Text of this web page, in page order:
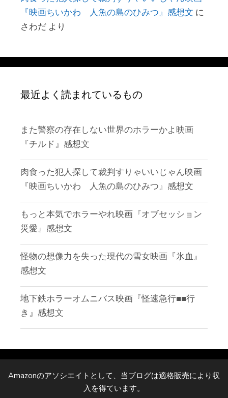
『映画ちいかわ 人魚の島のひみつ』感想文 に
さわだ より
最近よく読まれているもの
また警察の存在しない世界のホラーかよ映画
『チルド』感想文
肉食った犯人探して裁判すりゃいいじゃん映画
『映画ちいかわ 人魚の島のひみつ』感想文
もっと本気でホラーやれ映画『オブセッション
災愛』感想文
怪物の想像力を失った現代の雪女映画『氷血』
感想文
地下鉄ホラーオムニバス映画『怪速急行■■行
き』感想文
Amazonのアソシエイトとして、当ブログは適格販売により収
入を得ています。